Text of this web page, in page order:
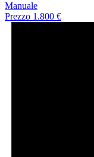
Manuale
Prezzo 1.800 €